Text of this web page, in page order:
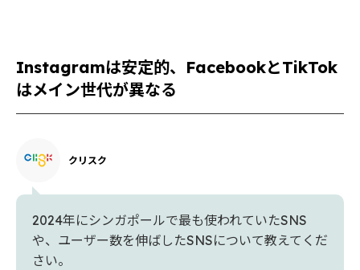
Instagramは安定的、FacebookとTikTok
はメイン世代が異なる
クリスク
2024年にシンガポールで最も使われていたSNS
や、ユーザー数を伸ばしたSNSについて教えてくだ
さい。